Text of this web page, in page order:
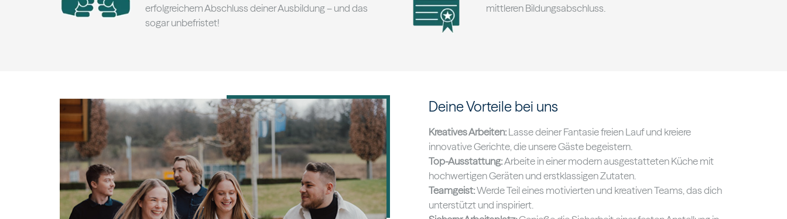
erfolgreichem Abschluss deiner Ausbildung – und das
sogar unbefristet!
mittleren Bildungsabschluss.
Deine Vorteile bei uns
Kreatives Arbeiten:Lasse deiner Fantasie freien Lauf und kreiere
innovative Gerichte, die unsere Gäste begeistern.
Top-Ausstattung:Arbeite in einer modern ausgestatteten Küche mit
hochwertigen Geräten und erstklassigen Zutaten.
Teamgeist:Werde Teil eines motivierten und kreativen Teams, das dich
unterstützt und inspiriert.